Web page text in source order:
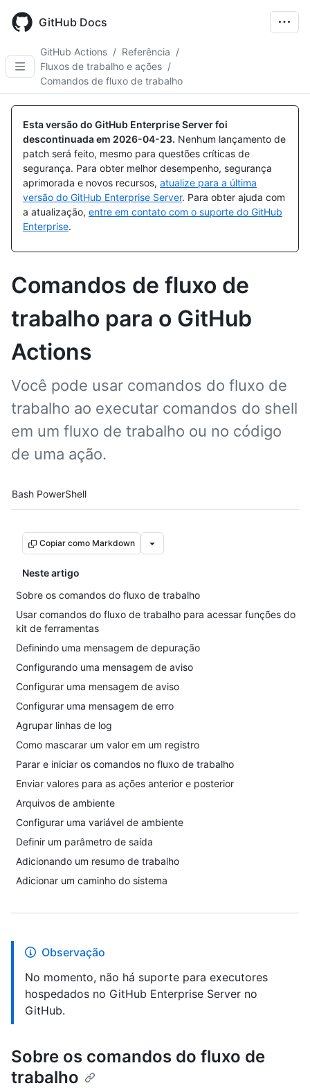
main
GitHub Docs
GitHub Actions / Referência /
Fluxos de trabalho e ações /
Comandos de fluxo de trabalho
Esta versão do GitHub Enterprise Server foi
descontinuada em 2026-04-23. Nenhum lançamento de
patch será feito, mesmo para questões críticas de
segurança. Para obter melhor desempenho, segurança
aprimorada e novos recursos, atualize para a última
versão do GitHub Enterprise Server. Para obter ajuda com
a atualização, entre em contato com o suporte do GitHub
Enterprise.
Comandos de fluxo de
trabalho para o GitHub
Actions
Você pode usar comandos do fluxo de
trabalho ao executar comandos do shell
em um fluxo de trabalho ou no código
de uma ação.
Tool navigation
Bash PowerShell
Copiar como Markdown
Neste artigo
Sobre os comandos do fluxo de trabalho
Usar comandos do fluxo de trabalho para acessar funções do
kit de ferramentas
Definindo uma mensagem de depuração
Configurando uma mensagem de aviso
Configurar uma mensagem de aviso
Configurar uma mensagem de erro
Agrupar linhas de log
Como mascarar um valor em um registro
Parar e iniciar os comandos no fluxo de trabalho
Enviar valores para as ações anterior e posterior
Arquivos de ambiente
Configurar uma variável de ambiente
Definir um parâmetro de saída
Adicionando um resumo de trabalho
Adicionar um caminho do sistema
Observação
No momento, não há suporte para executores
hospedados no GitHub Enterprise Server no
GitHub.
Sobre os comandos do fluxo de
trabalho